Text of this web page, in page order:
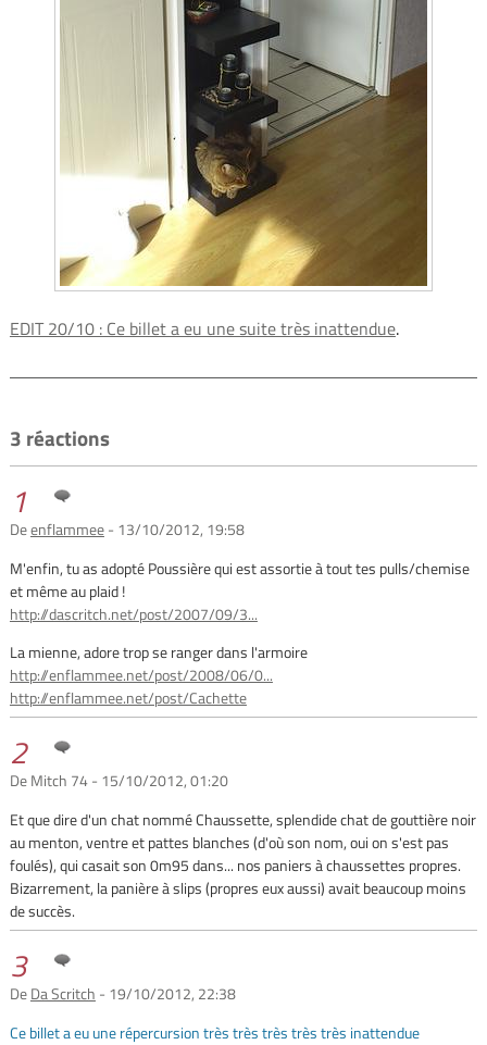
EDIT 20/10 : Ce billet a eu une suite très inattendue.
3 réactions
1
Deenflammee- 13/10/2012, 19:58
M'enfin, tu as adopté Poussière qui est assortie à tout tes pulls/chemise
et même au plaid !
http://dascritch.net/post/2007/09/3...
La mienne, adore trop se ranger dans l'armoire
http://enflammee.net/post/2008/06/0...
http://enflammee.net/post/Cachette
2
De Mitch 74 - 15/10/2012, 01:20
Et que dire d'un chat nommé Chaussette, splendide chat de gouttière noir
au menton, ventre et pattes blanches (d'où son nom, oui on s'est pas
foulés), qui casait son 0m95 dans... nos paniers à chaussettes propres.
Bizarrement, la panière à slips (propres eux aussi) avait beaucoup moins
de succès.
3
DeDa Scritch - 19/10/2012, 22:38
Ce billet a eu une répercursion très très très très très inattendue